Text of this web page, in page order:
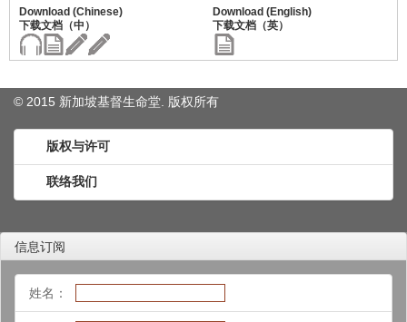
© 2015 新加坡基督生命堂. 版权所有
版权与许可
联络我们
信息订阅
姓名：